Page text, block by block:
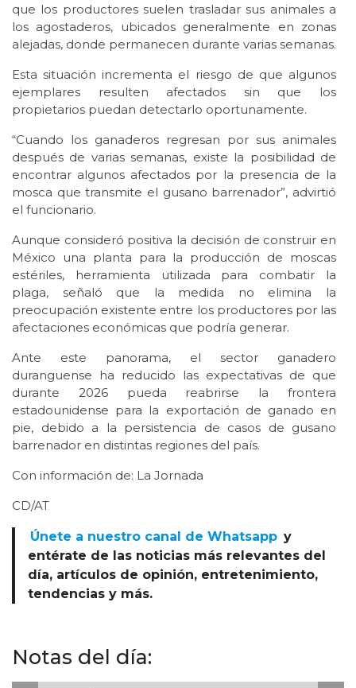
que los productores suelen trasladar sus animales a
los agostaderos, ubicados generalmente en zonas
alejadas, donde permanecen durante varias semanas.
Esta situación incrementa el riesgo de que algunos
ejemplares resulten afectados sin que los
propietarios puedan detectarlo oportunamente.
“Cuando los ganaderos regresan por sus animales
después de varias semanas, existe la posibilidad de
encontrar algunos afectados por la presencia de la
mosca que transmite el gusano barrenador”, advirtió
el funcionario.
Aunque consideró positiva la decisión de construir en
México una planta para la producción de moscas
estériles, herramienta utilizada para combatir la
plaga, señaló que la medida no elimina la
preocupación existente entre los productores por las
afectaciones económicas que podría generar.
Ante este panorama, el sector ganadero
duranguense ha reducido las expectativas de que
durante 2026 pueda reabrirse la frontera
estadounidense para la exportación de ganado en
pie, debido a la persistencia de casos de gusano
barrenador en distintas regiones del país.
Con información de: La Jornada
CD/AT
Únete a nuestro canal de Whatsapp y
entérate de las noticias más relevantes del
día, artículos de opinión, entretenimiento,
tendencias y más.
Notas del día: